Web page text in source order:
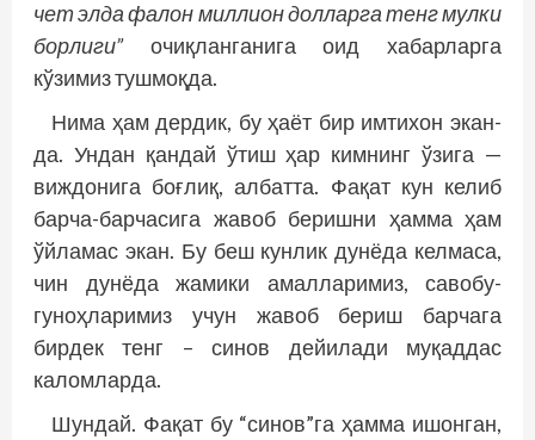
чет элда фалон миллион долларга тенг мулки
борлиги”очиқланганига оид хабарларга
кўзимиз тушмоқда.
Нима ҳам дердик, бу ҳаёт бир имтихон экан-
да. Ундан қандай ўтиш ҳар кимнинг ўзига —
виждонига боғлиқ, албатта. Фақат кун келиб
барча-барчасига жавоб беришни ҳамма ҳам
ўйламас экан. Бу беш кунлик дунёда келмаса,
чин дунёда жамики амалларимиз, савобу-
гуноҳларимиз учун жавоб бериш барчага
бирдек тенг – синов дейилади муқаддас
каломларда.
Шундай. Фақат бу “синов”га ҳамма ишонган,